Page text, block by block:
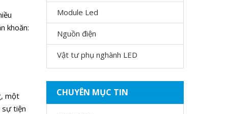
khoăn:
một
sự tiện
Module Led
Nguồn điện
Vật tư phụ nghành LED
CHUYÊN MỤC TIN